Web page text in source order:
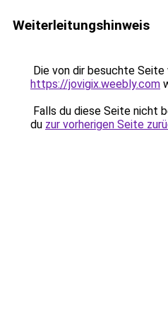
Weiterleitungshinweis
Die von dir besuchte Seite
https://jovigix.weebly.com
Falls du diese Seite nicht
du zur vorherigen Seite